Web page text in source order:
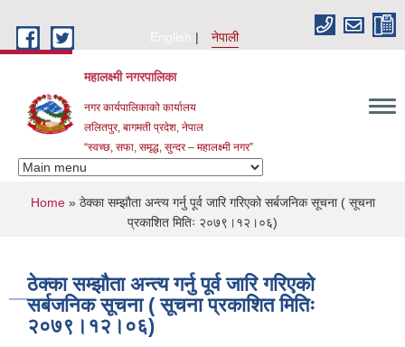
English
नेपाली
महालक्ष्मी नगरपालिका
नगर कार्यपालिकाको कार्यालय
ललितपुर, बागमती प्रदेश, नेपाल
“स्वच्छ, सफा, समृद्ध, सुन्दर – महालक्ष्मी नगर”
You are here
Home» ठेक्का सम्झौता अन्त्य गर्नु पूर्व जारि गरिएको सर्बजनिक सूचना ( सूचना
प्रकाशित मितिः २०७९।१२।०६)
ठेक्का सम्झौता अन्त्य गर्नु पूर्व जारि गरिएको
सर्बजनिक सूचना ( सूचना प्रकाशित मितिः
२०७९।१२।०६)